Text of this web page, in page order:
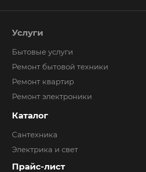
Услуги
Бытовые услуги
Ремонт бытовой техники
Ремонт квартир
Ремонт электроники
Каталог
Сантехника
Электрика и свет
Прайс-лист